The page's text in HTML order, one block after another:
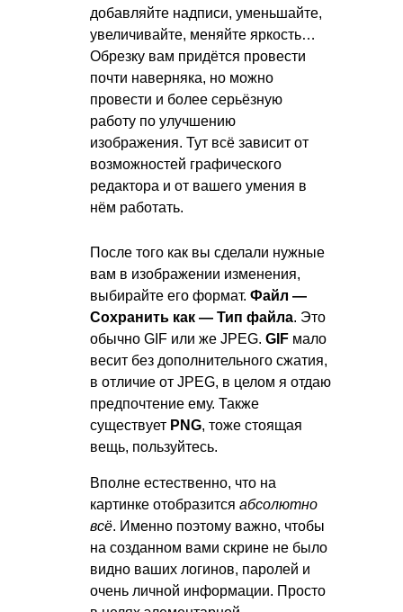
добавляйте надписи, уменьшайте,
увеличивайте, меняйте яркость…
Обрезку вам придётся провести
почти наверняка, но можно
провести и более серьёзную
работу по улучшению
изображения. Тут всё зависит от
возможностей графического
редактора и от вашего умения в
нём работать.
После того как вы сделали нужные
вам в изображении изменения,
выбирайте его формат. Файл —
Сохранить как — Тип файла. Это
обычно GIF или же JPEG. GIF мало
весит без дополнительного сжатия,
в отличие от JPEG, в целом я отдаю
предпочтение ему. Также
существует PNG, тоже стоящая
вещь, пользуйтесь.
Вполне естественно, что на
картинке отобразится абсолютно
всё. Именно поэтому важно, чтобы
на созданном вами скрине не было
видно ваших логинов, паролей и
очень личной информации. Просто